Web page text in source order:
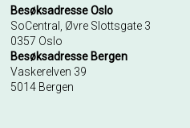
Besøksadresse Oslo
SoCentral, Øvre Slottsgate 3
0357 Oslo
Besøksadresse Bergen
Vaskerelven 39
5014 Bergen